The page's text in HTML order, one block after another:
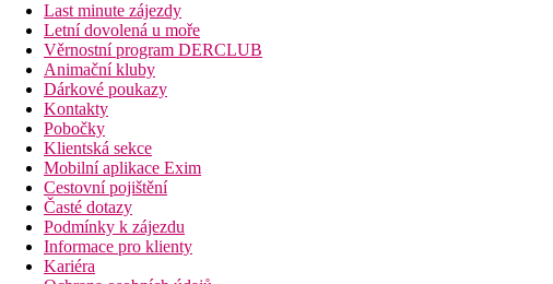
Last minute zájezdy
Letní dovolená u moře
Věrnostní program DERCLUB
Animační kluby
Dárkové poukazy
Kontakty
Pobočky
Klientská sekce
Mobilní aplikace Exim
Cestovní pojištění
Časté dotazy
Podmínky k zájezdu
Informace pro klienty
Kariéra